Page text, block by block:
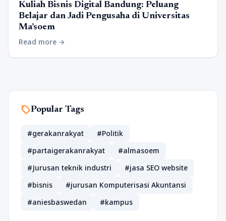
Kuliah Bisnis Digital Bandung: Peluang
Belajar dan Jadi Pengusaha di Universitas
Ma’soem
Read more arrow_forward
sellPopular Tags
#gerakanrakyat
#Politik
#partaigerakanrakyat
#almasoem
#Jurusan teknik industri
#jasa SEO website
#bisnis
#jurusan Komputerisasi Akuntansi
#aniesbaswedan
#kampus